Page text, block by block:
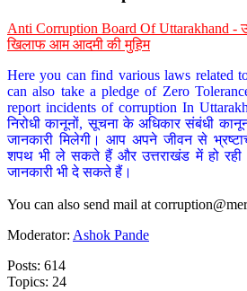
Anti Corruption Board Of Uttarakhand -
खिलाफ आम आदमी की मुहिम
Here you can find various laws related
can also take a pledge of Zero
report incidents of corruption In
निरोधी कानूनों, सूचना के अधिकार संबंधी
जानकारी मिलेगी। आप अपने जीवन से
शपथ भी ले सकते हैं और उत्तराखंड में हो रही
जानकारी भी दे सकते हैं।
You can also send mail at
Moderator: Ashok Pande
Posts: 614
Topics: 24